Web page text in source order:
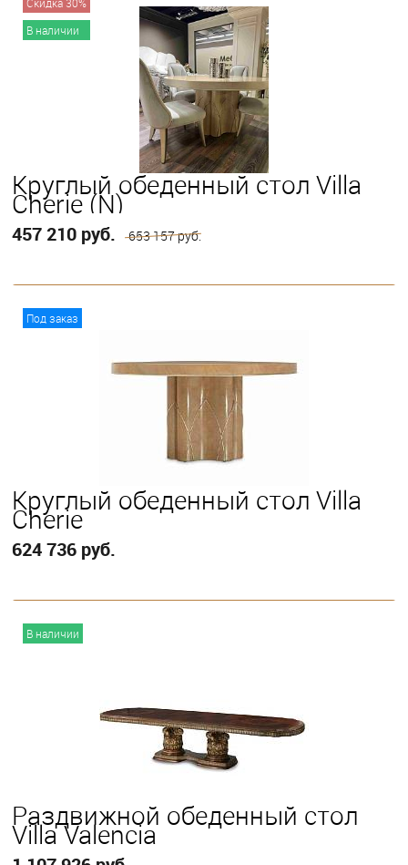
В наличии
Круглый обеденный стол Villa
Cherie (N)
457 210 руб. 653 157 руб.
Под заказ
Круглый обеденный стол Villa
Cherie
624 736 руб.
В наличии
Раздвижной обеденный стол
Villa Valencia